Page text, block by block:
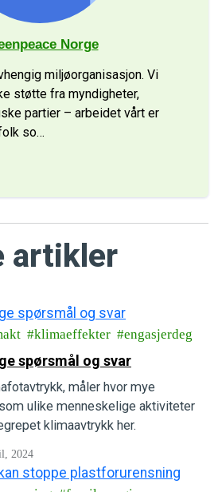
Norge
miljøorganisasjon. Vi
støtte fra myndigheter,
partier – arbeidet vårt er
so…
artikler
klimaeffekter engasjerdeg
spørsmål og svar
måler hvor mye
ulike menneskelige aktiviteter
klimaavtrykk her.
2024